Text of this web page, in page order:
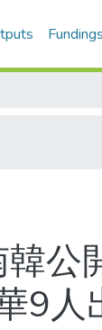
公
9人